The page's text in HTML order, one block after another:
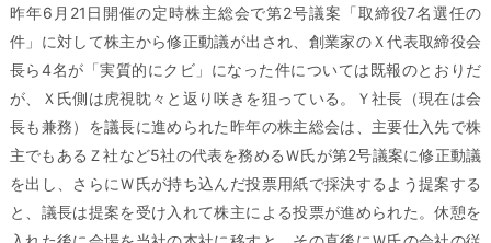
昨年6月21日開催の定時株主総会で第2号議案「取締役7名選任の
件」に対して株主から修正動議が出され、創業家のＸ代表取締役会
長ら4名が「実質的にクビ」になった件については既報のとおりだ
が、Ｘ氏側は虎視眈々と返り咲きを狙っている。Ｙ社長（現在は会
長も兼務）を議長に進められた昨年の株主総会は、主要仕入先で株
主でもあるＺ社など5社の代表を務めるＷ氏が第2号議案に修正動議
を出し、さらにＷ氏が持ち込んだ投票用紙で採決するよう提案する
と、議長は提案を受け入れて株主による投票が進められた。休憩を